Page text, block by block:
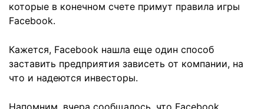
которые в конечном счете примут правила игры
Facebook.
Кажется, Facebook нашла еще один способ
заставить предприятия зависеть от компании, на
что и надеются инвесторы.
Напомним, вчера сообщалось, что Facebook